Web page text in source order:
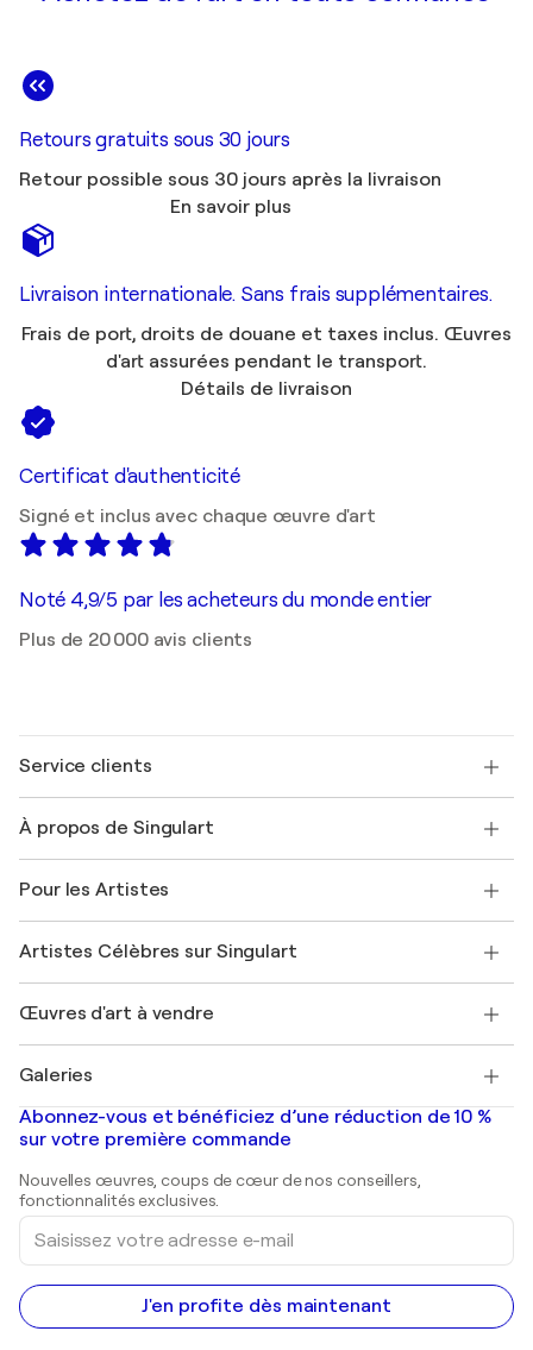
Retours gratuits sous 30 jours
Retour possible sous 30 jours après la livraison
En savoir plus
Livraison internationale. Sans frais supplémentaires.
Frais de port, droits de douane et taxes inclus. Œuvres
d'art assurées pendant le transport.
Détails de livraison
Certificat d'authenticité
Signé et inclus avec chaque œuvre d'art
Noté 4,9/5 par les acheteurs du monde entier
Plus de 20 000 avis clients
Service clients
Expédition
Offrir une carte cadeau
Rejoignez notre programme commercial
Mon compte
+33 1 76 44 06 42
À propos de Singulart
FAQ
Magazine Singulart
Emplois
Découvrez une sélection d'art original
Pour les Artistes
Se connecter en tant qu'Artiste
Artistes Célèbres sur Singulart
Marc Chagall
Banksy
Mr. Brainwash
Shepard Fairey
Œuvres d'art à vendre
Tableaux abstraits à vendre
Peintures de paysage
Estampes
Peintures acryliques
Galeries
Galeries d'art en France
Galeries d'art en Belgique
Abonnez-vous et bénéficiez d’une réduction de 10 %
sur votre première commande
Nouvelles œuvres, coups de cœur de nos conseillers,
fonctionnalités exclusives.
Saisissez
votre
adresse
e-
mail
J'en profite dès maintenant